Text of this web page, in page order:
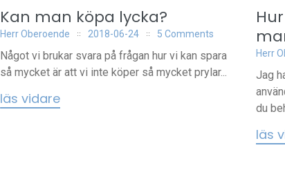
Kan man köpa lycka?
Herr Oberoende 2018-06-24 5 Comments
Något vi brukar svara på frågan hur vi kan spara
så mycket är att vi inte köper så mycket prylar...
läs vidare
Herr
Jag
du
läs